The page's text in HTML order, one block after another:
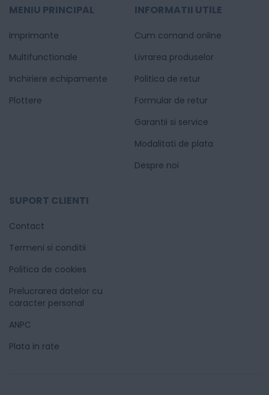
MENIU PRINCIPAL
Imprimante
Multifunctionale
Inchiriere echipamente
Plottere
INFORMATII UTILE
Cum comand online
Livrarea produselor
Politica de retur
Formular de retur
Garantii si service
Modalitati de plata
Despre noi
SUPORT CLIENTI
Contact
Termeni si conditii
Politica de cookies
Prelucrarea datelor cu
caracter personal
ANPC
Plata in rate